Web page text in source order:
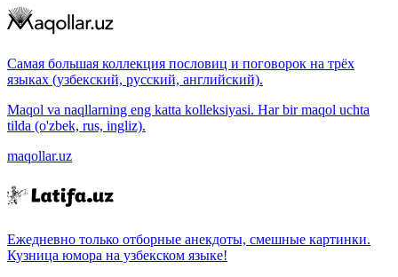
Самая большая коллекция пословиц и поговорок на трёх
языках (узбекский, русский, английский).
Maqol va naqllarning eng katta kolleksiyasi. Har bir maqol uchta
tilda (o'zbek, rus, ingliz).
maqollar.uz
Ежедневно только отборные анекдоты, смешные картинки.
Кузница юмора на узбекском языке!